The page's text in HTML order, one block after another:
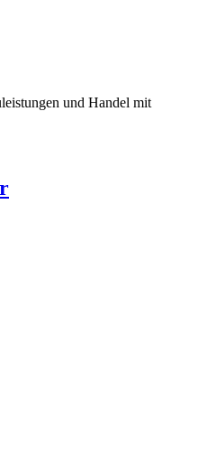
und Handel mit